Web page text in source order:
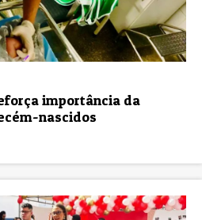
importância da
nascidos